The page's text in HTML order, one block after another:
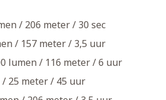
/ 206 meter / 30 sec
/ 157 meter / 3,5 uur
lumen / 116 meter / 6 uur
25 meter / 45 uur